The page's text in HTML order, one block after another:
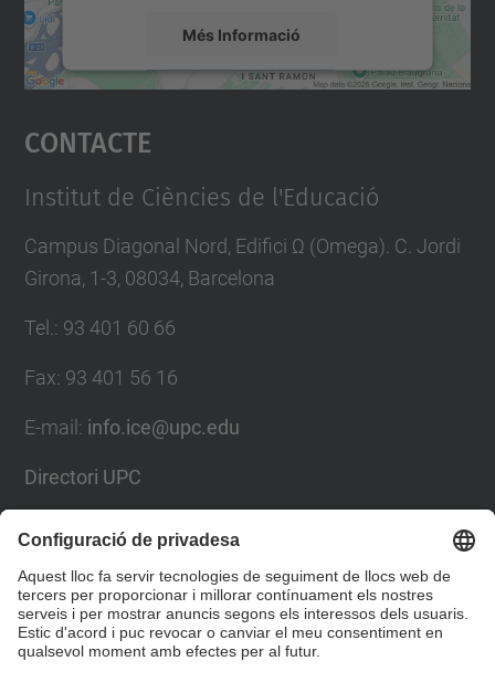
Més Informació
Accepta
powered by
Contacte
Institut de Ciències de l'Educació
Campus Diagonal Nord, Edifici Ω (Omega). C. Jordi
Girona, 1-3, 08034, Barcelona
Tel. : 93 401 60 66
Fax: 93 401 56 16
E-mail: info.ice@upc.edu
Directori UPC
Formulari de contacte
Llista Xarxes Socials